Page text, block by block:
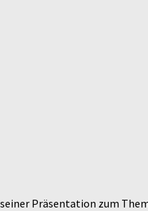
Präsentation zum